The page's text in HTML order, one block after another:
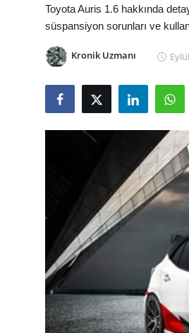
Vergi & ÖTV & MTV
Muayene & Ruhsat
Sorgulamalar
İkinci El & Alım-Satım
Sürüş & Güvenlik
Lastik & Jant
Yağlar & Sıvılar
Toyota Auris 1.6 hakkında
süspansiyon sorunları ve
Kronik Uzmanı